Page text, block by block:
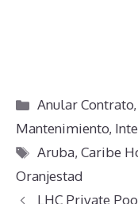
Categorías
Anular Contrato,
Mantenimiento,
Etiquetas
Aruba,Caribe
Oranjestad
LHC Private